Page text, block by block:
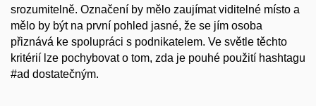
srozumitelně. Označení by mělo zaujímat viditelné místo a
mělo by být na první pohled jasné, že se jím osoba
přiznává ke spolupráci s podnikatelem. Ve světle těchto
kritérií lze pochybovat o tom, zda je pouhé použití hashtagu
#ad dostatečným.